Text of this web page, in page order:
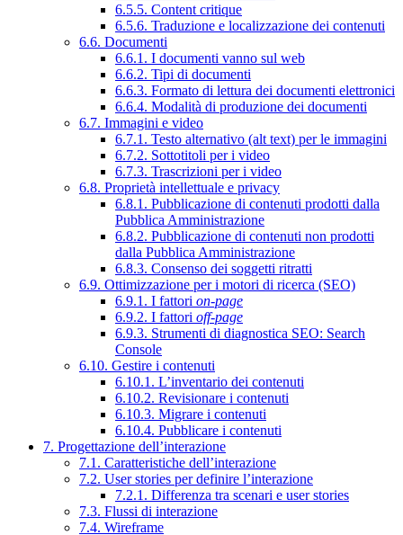
6.5.5. Content critique
6.5.6. Traduzione e localizzazione dei contenuti
6.6. Documenti
6.6.1. I documenti vanno sul web
6.6.2. Tipi di documenti
6.6.3. Formato di lettura dei documenti elettronici
6.6.4. Modalità di produzione dei documenti
6.7. Immagini e video
6.7.1. Testo alternativo (alt text) per le immagini
6.7.2. Sottotitoli per i video
6.7.3. Trascrizioni per i video
6.8. Proprietà intellettuale e privacy
6.8.1. Pubblicazione di contenuti prodotti dalla
Pubblica Amministrazione
6.8.2. Pubblicazione di contenuti non prodotti
dalla Pubblica Amministrazione
6.8.3. Consenso dei soggetti ritratti
6.9. Ottimizzazione per i motori di ricerca (SEO)
6.9.1. I fattori on-page
6.9.2. I fattori off-page
6.9.3. Strumenti di diagnostica SEO: Search
Console
6.10. Gestire i contenuti
6.10.1. L’inventario dei contenuti
6.10.2. Revisionare i contenuti
6.10.3. Migrare i contenuti
6.10.4. Pubblicare i contenuti
7. Progettazione dell’interazione
7.1. Caratteristiche dell’interazione
7.2. User stories per definire l’interazione
7.2.1. Differenza tra scenari e user stories
7.3. Flussi di interazione
7.4. Wireframe